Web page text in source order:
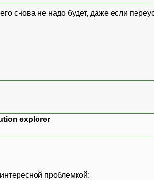
снова не надо будет, даже если
explorer
проблемкой: